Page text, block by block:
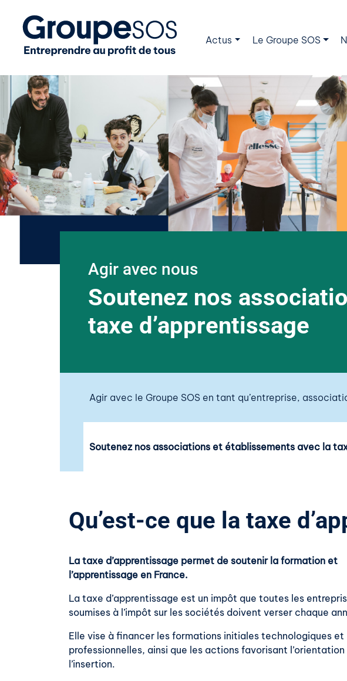
Actus Le Groupe SOS
Agir avec nous
Soutenez nos
taxe d’apprentissage
Agir avec le Groupe SOS en tant qu’entreprise,
Soutenez nos associations et établissements avec la
Qu’est-ce que la taxe
La taxe d’apprentissage permet de soutenir la formation et
l’apprentissage en France.
La taxe d’apprentissage est un impôt que toutes les
soumises à l’impôt sur les sociétés doivent verser chaque
Elle vise à financer les formations initiales technologiques et
professionnelles, ainsi que les actions favorisant
l’insertion.